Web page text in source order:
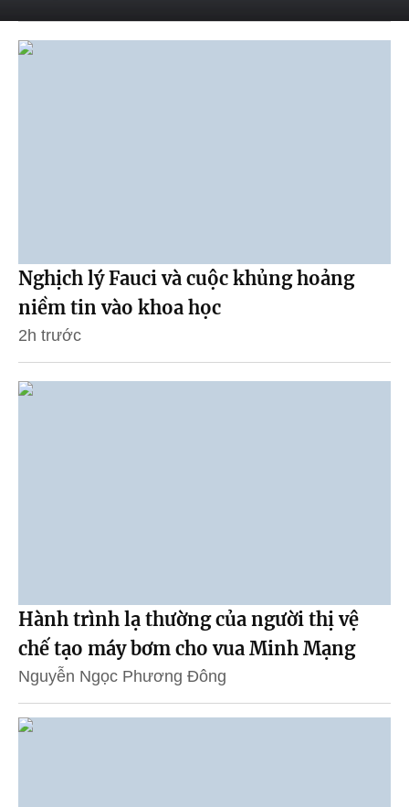
Nghịch lý Fauci và cuộc khủng hoảng
niềm tin vào khoa học
2h trước
Hành trình lạ thường của người thị vệ
chế tạo máy bơm cho vua Minh Mạng
Nguyễn Ngọc Phương Đông